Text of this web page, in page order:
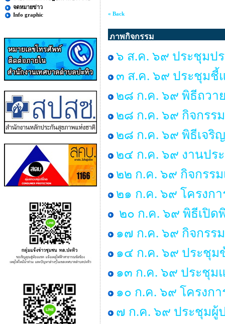
จดหมายข่าว
Info graphic
« Back
ภาพกิจกรรม
๖ ส.ค. ๖๙ ประชุมป
๓ ส.ค. ๖๙ ประชุมชี้
๒๘ ก.ค. ๖๙ พิธีถวา
๒๘ ก.ค. ๖๙ กิจกรร
๒๘ ก.ค. ๖๙ พิธีเจริ
๒๔ ก.ค. ๖๙ งานปร
๒๒ ก.ค. ๖๙ กิจกรร
๒๑ ก.ค. ๖๙ โครงก
๒๐ ก.ค. ๖๙ พิธีเปิ
๑๗ ก.ค. ๖๙ กิจกรร
๑๔ ก.ค. ๖๙ ประชุม
๑๓ ก.ค. ๖๙ ประชุม
๑๐ ก.ค. ๖๙ โครงก
๗ ก.ค. ๖๙ ประชุมผู้